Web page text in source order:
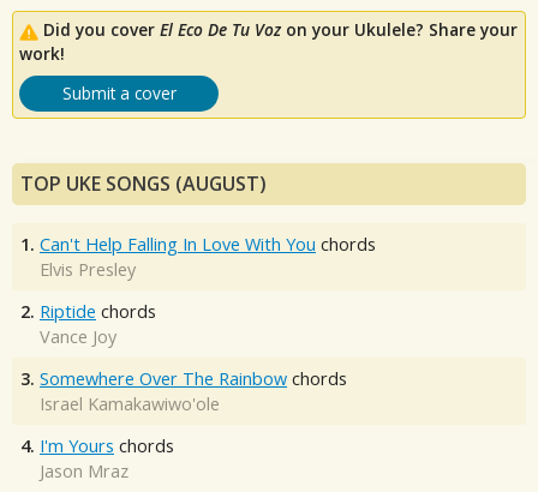
Did you cover El Eco De Tu Vozon your Ukulele? Share your
work!
Submit a cover
TOP UKE SONGS (AUGUST)
1. Can't Help Falling In Love With You chords
Elvis Presley
2. Riptide chords
Vance Joy
3. Somewhere Over The Rainbow chords
Israel Kamakawiwo'ole
4. I'm Yours chords
Jason Mraz